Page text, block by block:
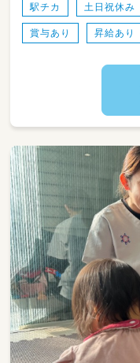
駅チカ 土日祝休み
賞与あり 昇給あり